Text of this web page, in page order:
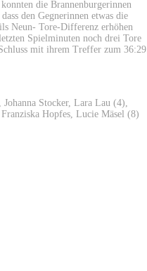
die Brannenburgerinnen
den Gegnerinnen etwas die
Neun- Tore-Differenz erhöhen
Spielminuten noch drei Tore
mit ihrem Treffer zum 36:29
Stocker, Lara Lau (4),
Hopfes, Lucie Mäsel (8)